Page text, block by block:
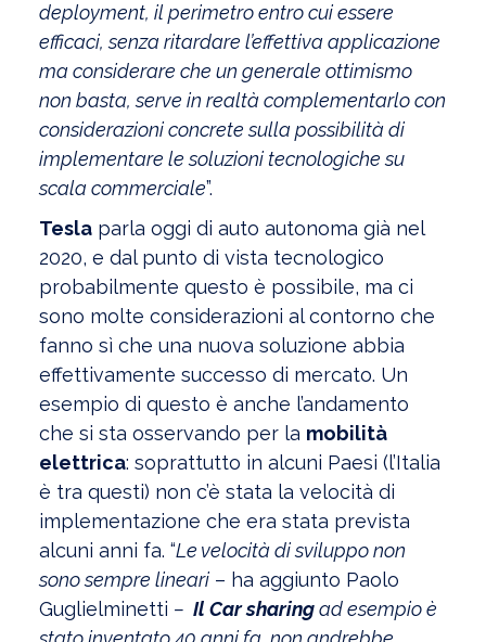
deployment, il perimetro entro cui essere
efficaci, senza ritardare l’effettiva applicazione
ma considerare che un generale ottimismo
non basta, serve in realtà complementarlo con
considerazioni concrete sulla possibilità di
implementare le soluzioni tecnologiche su
scala commerciale”.
Tesla parla oggi di auto autonoma già nel
2020, e dal punto di vista tecnologico
probabilmente questo è possibile, ma ci
sono molte considerazioni al contorno che
fanno sì che una nuova soluzione abbia
effettivamente successo di mercato. Un
esempio di questo è anche l’andamento
che si sta osservando per la mobilità
elettrica: soprattutto in alcuni Paesi (l’Italia
è tra questi) non c’è stata la velocità di
implementazione che era stata prevista
alcuni anni fa. “Le velocità di sviluppo non
sono sempre lineari – ha aggiunto Paolo
Guglielminetti – Il Car sharingad esempio è